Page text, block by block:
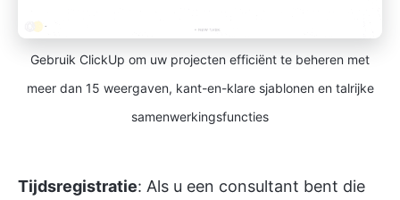
Gebruik ClickUp om uw projecten efficiënt te beheren met
meer dan 15 weergaven, kant-en-klare sjablonen en talrijke
samenwerkingsfuncties
Tijdsregistratie: Als u een consultant bent die